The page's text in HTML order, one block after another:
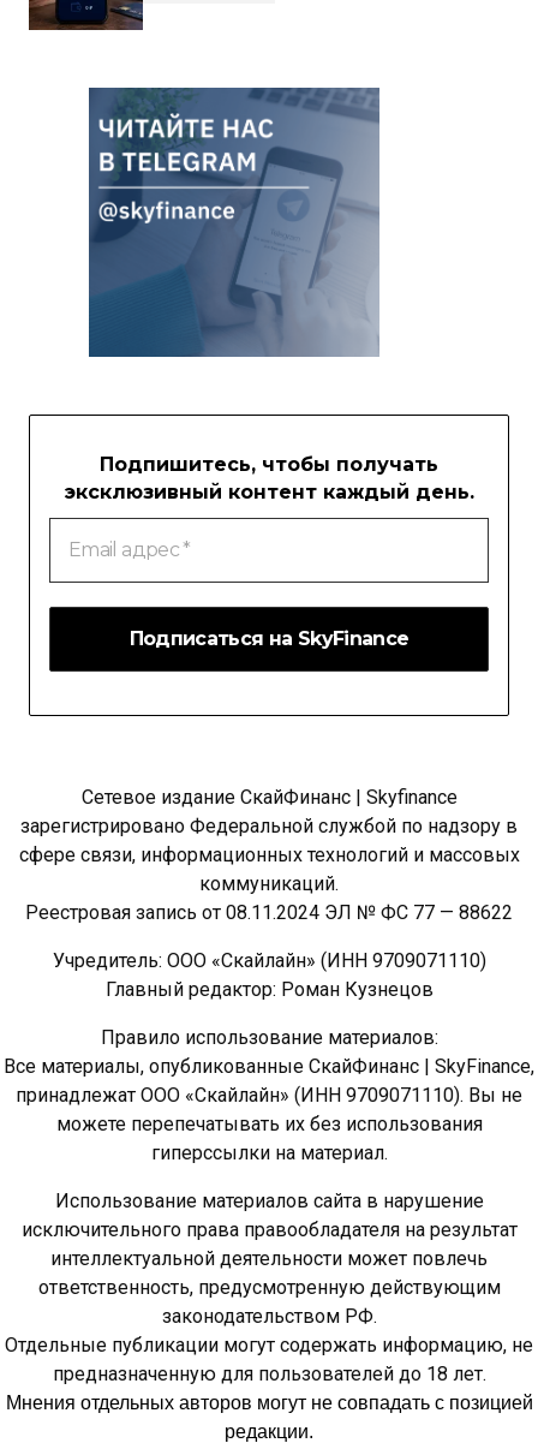
Подпишитесь, чтобы получать
эксклюзивный контент каждый день.
Email
адрес
Сетевое издание СкайФинанс | Skyfinance
зарегистрировано Федеральной службой по надзору в
сфере связи, информационных технологий и массовых
коммуникаций.
Реестровая запись от 08.11.2024 ЭЛ № ФС 77 — 88622
Учредитель: ООО «Скайлайн» (ИНН 9709071110)
Главный редактор: Роман Кузнецов
Правило использование материалов:
Все материалы, опубликованные СкайФинанс | SkyFinance,
принадлежат ООО «Скайлайн» (ИНН 9709071110). Вы не
можете перепечатывать их без использования
гиперссылки на материал.
Использование материалов сайта в нарушение
исключительного права правообладателя на результат
интеллектуальной деятельности может повлечь
ответственность, предусмотренную действующим
законодательством РФ.
Отдельные публикации могут содержать информацию, не
предназначенную для пользователей до 18 лет.
Мнения отдельных авторов могут не совпадать с позицией
редакции.